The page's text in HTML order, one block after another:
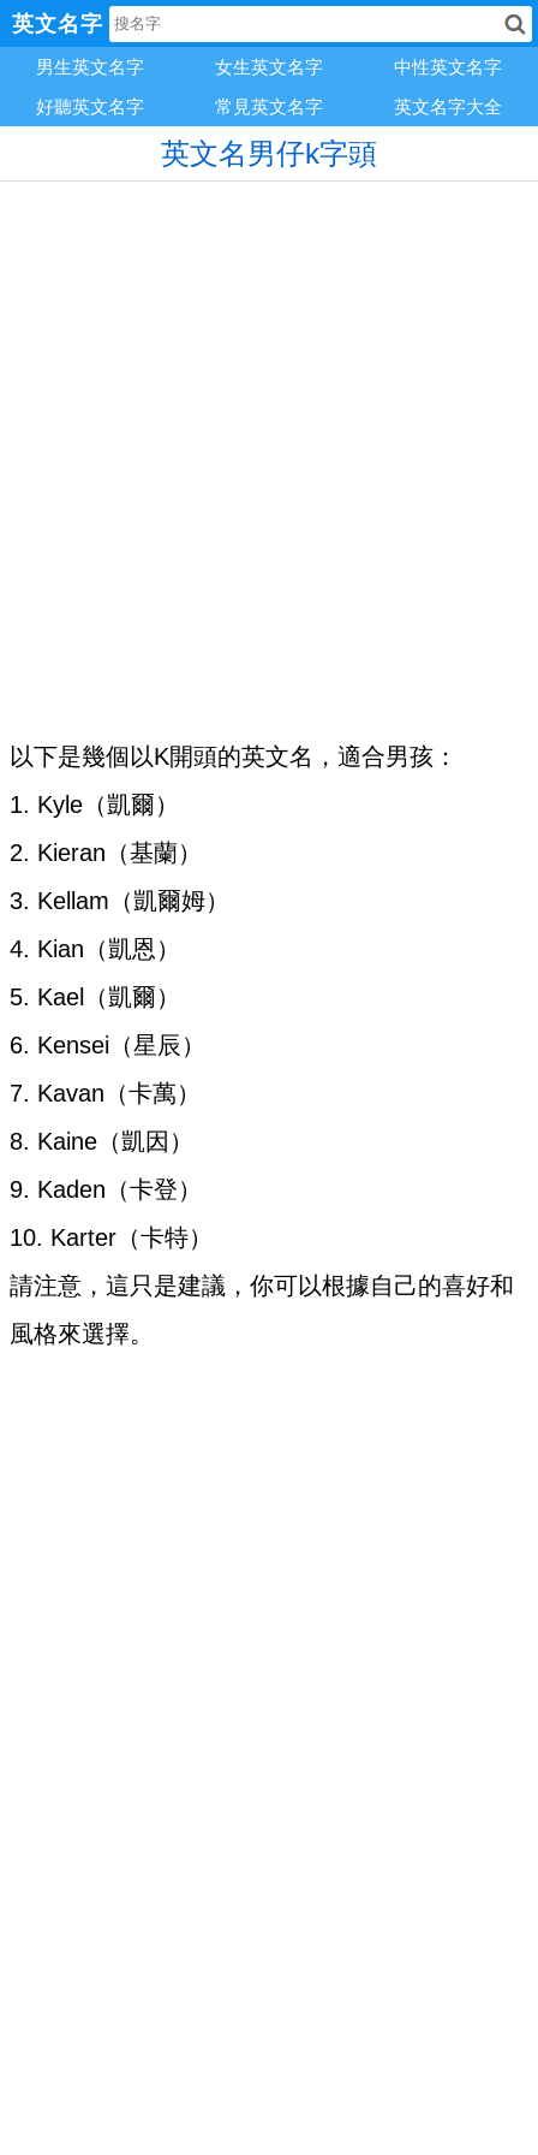
英文名字
男生英文名字 女生英文名字
中性英文名字
好聽英文名字
常見英文名字 英文名字大全
英文名男仔k字頭
以下是幾個以K開頭的英文名，適合男孩：
1. Kyle（凱爾）
2. Kieran（基蘭）
3. Kellam（凱爾姆）
4. Kian（凱恩）
5. Kael（凱爾）
6. Kensei（星辰）
7. Kavan（卡萬）
8. Kaine（凱因）
9. Kaden（卡登）
10. Karter（卡特）
請注意，這只是建議，你可以根據自己的喜好和
風格來選擇。